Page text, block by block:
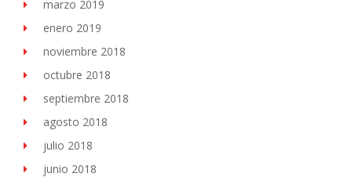
marzo 2019
enero 2019
noviembre 2018
octubre 2018
septiembre 2018
agosto 2018
julio 2018
junio 2018